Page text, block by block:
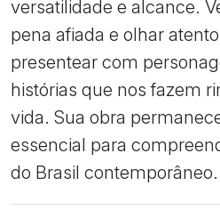
versatilidade e alcance.
pena afiada e olhar
presentear com
histórias que nos fazem
vida. Sua obra
essencial para
do Brasil contemporâneo.